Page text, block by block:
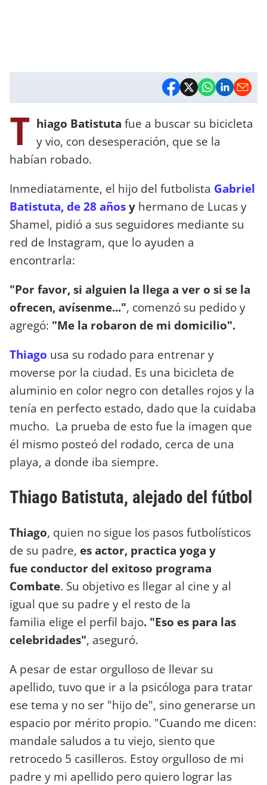
T hiago Batistuta fue a buscar su bicicleta
y vio, con desesperación, que se la
habían robado.
Inmediatamente, el hijo del futbolista Gabriel
Batistuta, de 28 añosy hermano de Lucas y
Shamel, pidió a sus seguidores mediante su
red de Instagram, que lo ayuden a
encontrarla:
"Por favor, si alguien la llega a ver o si se la
ofrecen, avísenme...", comenzó su pedido y
agregó: "Me la robaron de mi domicilio".
Thiago usa su rodado para entrenar y
moverse por la ciudad. Es una bicicleta de
aluminio en color negro con detalles rojos y la
tenía en perfecto estado, dado que la cuidaba
mucho. La prueba de esto fue la imagen que
él mismo posteó del rodado, cerca de una
playa, a donde iba siempre.
Thiago Batistuta, alejado del fútbol
Thiago, quien no sigue los pasos futbolísticos
de su padre, es actor, practica yoga y
fue conductor del exitoso programa
Combate. Su objetivo es llegar al cine y al
igual que su padre y el resto de la
familia elige el perfil bajo. "Eso es para las
celebridades", aseguró.
A pesar de estar orgulloso de llevar su
apellido, tuvo que ir a la psicóloga para tratar
ese tema y no ser "hijo de", sino generarse un
espacio por mérito propio. "Cuando me dicen:
mandale saludos a tu viejo, siento que
retrocedo 5 casilleros. Estoy orgulloso de mi
padre y mi apellido pero quiero lograr las